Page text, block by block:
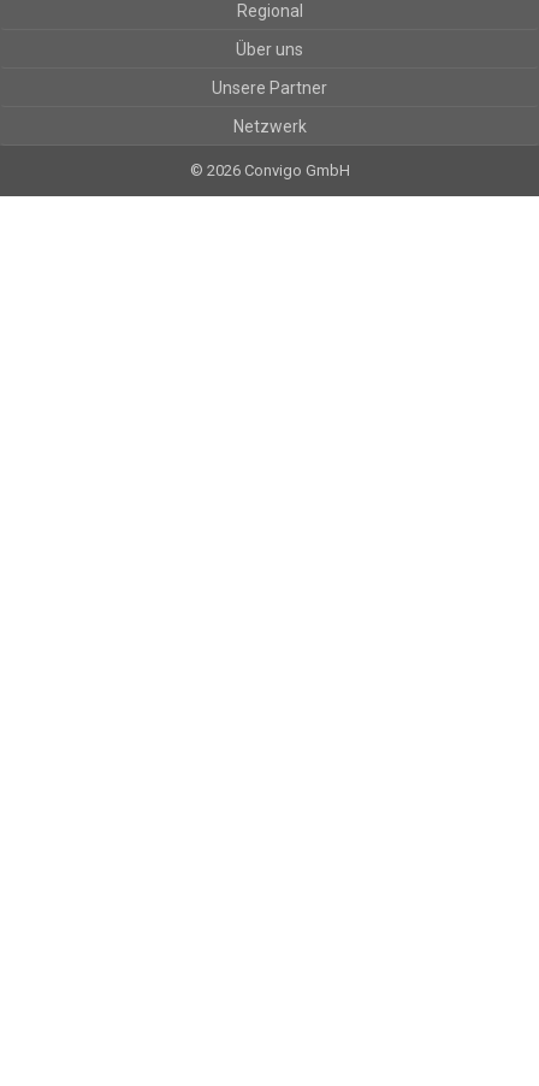
Regional
Über uns
Unsere Partner
Netzwerk
© 2026 Convigo GmbH